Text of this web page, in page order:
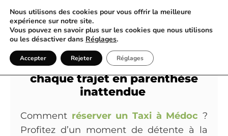
Quand l’appel d’un Taxi guide
votre chemin à travers le
Médoc pour transformer
chaque trajet en parenthèse
inattendue
Comment réserver un Taxi à Médoc ?
Profitez d’un moment de détente à la
Nous utilisons des cookies pour vous offrir la meilleure
expérience sur notre site.
Vous pouvez en savoir plus sur les cookies que nous utilisons
ou les désactiver dans Réglages.
Accepter Rejeter Réglages